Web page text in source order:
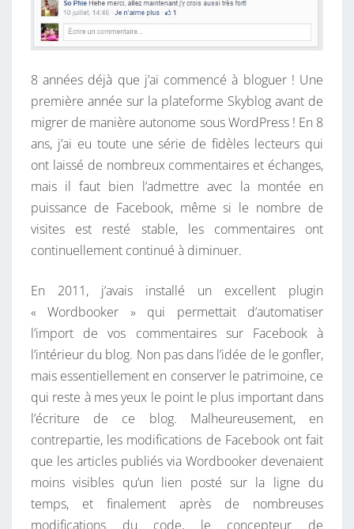
O
E
R
,
C
’
E
S
T
F
N
I
!
8 années déjà que j’ai commencé à bloguer ! Une
première année sur la plateforme Skyblog avant de
migrer de manière autonome sous WordPress ! En 8
ans, j’ai eu toute une série de fidèles lecteurs qui
ont laissé de nombreux commentaires et échanges,
mais il faut bien l’admettre avec la montée en
puissance de Facebook, même si le nombre de
visites est resté stable, les commentaires ont
continuellement continué à diminuer.
En 2011, j’avais installé un excellent plugin
« Wordbooker » qui permettait d’automatiser
l’import de vos commentaires sur Facebook à
l’intérieur du blog. Non pas dans l’idée de le gonfler,
mais essentiellement en conserver le patrimoine, ce
qui reste à mes yeux le point le plus important dans
l’écriture de ce blog. Malheureusement, en
contrepartie, les modifications de Facebook ont fait
que les articles publiés via Wordbooker devenaient
moins visibles qu’un lien posté sur la ligne du
temps, et finalement après de nombreuses
modifications du code, le concepteur de